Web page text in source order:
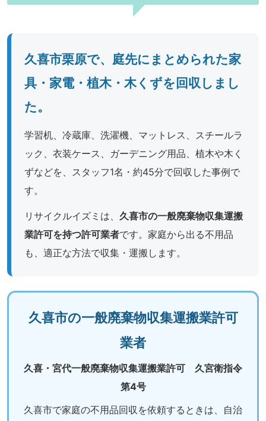
久喜市栗原で、庭先にまとめられた家
具・家電・植木・木くずを回収しまし
た。
学習机、冷蔵庫、洗濯機、マットレス、スチールラ
ック、衣装ケース、ガーデニング用品、植木や木く
ずなどを、スタッフ1名・約45分で回収した事例で
す。
リサイクルイズミは、 久喜市の一般廃棄物収集運搬
業許可を持つ許可業者です。家庭から出る不用品
も、適正な方法で収集・運搬します。
久喜市の一般廃棄物収集運搬業許可
業者
久喜・宮代一般廃棄物収集運搬業許可 久宮衛指令
第4号
久喜市で家庭の不用品回収を依頼するときは、自治